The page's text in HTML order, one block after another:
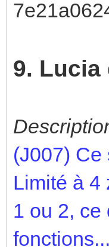
9. Lucia
(J007) Ce
Limité à 4
1 ou 2, ce
fonctions...